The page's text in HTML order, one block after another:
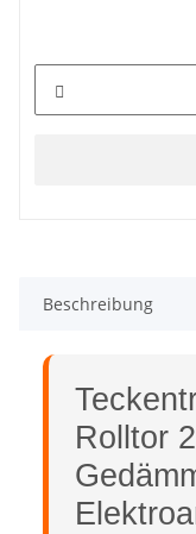
Beschreibung
Rolltor